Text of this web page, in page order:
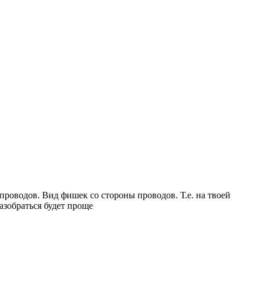
Вид фишек со стороны проводов. Т.е. на твоей
будет проще